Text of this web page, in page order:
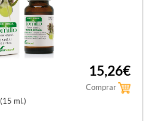
15,26€
Comprar
ml.)